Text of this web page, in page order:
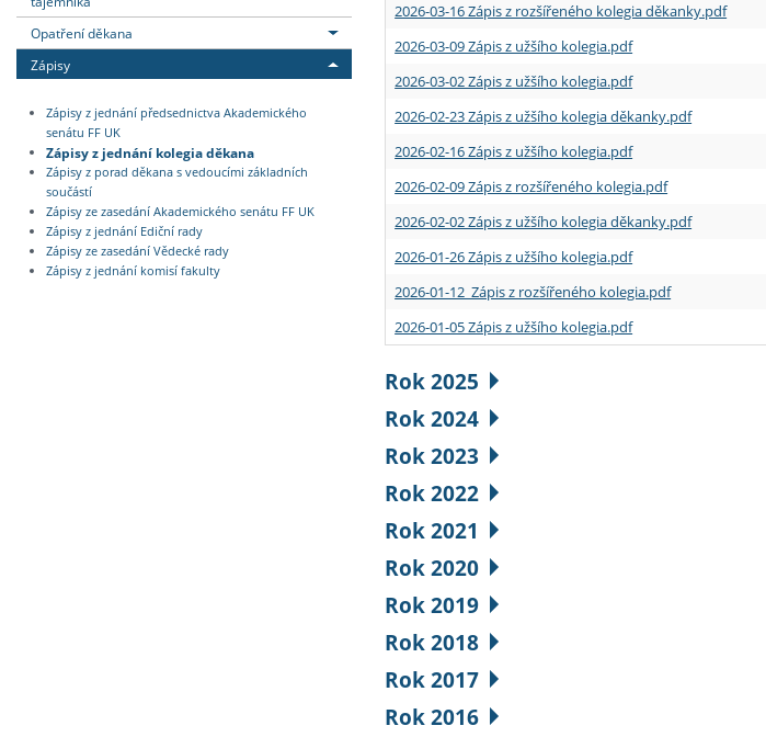
Opatření děkana
Zápisy
Zápisy z jednání předsednictva Akademického
senátu FF UK
Zápisy z jednání kolegia děkana
Zápisy z porad děkana s vedoucími základních
součástí
Zápisy ze zasedání Akademického senátu FF UK
Zápisy z jednání Ediční rady
Zápisy ze zasedání Vědecké rady
Zápisy z jednání komisí fakulty
2026-03-16 Zápis z rozšířeného kolegia děkanky.pdf
2026-03-09 Zápis z užšího kolegia.pdf
2026-03-02 Zápis z užšího kolegia.pdf
2026-02-23 Zápis z užšího kolegia děkanky.pdf
2026-02-16 Zápis z užšího kolegia.pdf
2026-02-09 Zápis z rozšířeného kolegia.pdf
2026-02-02 Zápis z užšího kolegia děkanky.pdf
2026-01-26 Zápis z užšího kolegia.pdf
2026-01-12 Zápis z rozšířeného kolegia.pdf
2026-01-05 Zápis z užšího kolegia.pdf
Rok 2025
Rok 2024
Rok 2023
Rok 2022
Rok 2021
Rok 2020
Rok 2019
Rok 2018
Rok 2017
Rok 2016